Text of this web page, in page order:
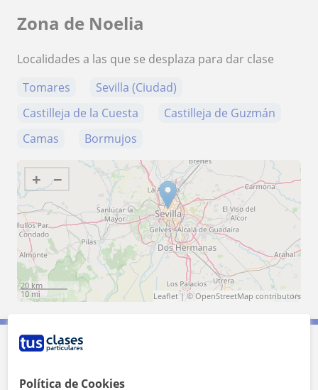
Zona de Noelia
Localidades a las que se desplaza para dar clase
Tomares
Sevilla (Ciudad)
Castilleja de la Cuesta
Castilleja de Guzmán
Camas
Bormujos
+ −
20 km
10 mi
Leaflet | ©OpenStreetMap contributors
Política de Cookies